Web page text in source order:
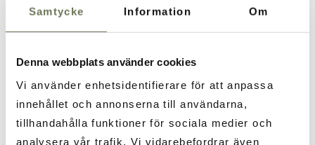
Samtycke Information Om
Denna webbplats använder cookies
Vi använder enhetsidentifierare för att anpassa
innehållet och annonserna till användarna,
tillhandahålla funktioner för sociala medier och
analysera vår trafik. Vi vidarebefordrar även
en härlig terrassinvigning.
Välkommen till Tant Grön!
Fredagen den 17 maj bjuder vi in till